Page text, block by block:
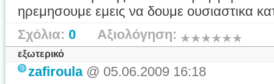
ηρεμησουμε εμεις να δουμε ουσιαστικα
Σχόλια: 0 Αξιολόγηση:
εξωτερικό
zafiroula@ 05.06.2009 16:18